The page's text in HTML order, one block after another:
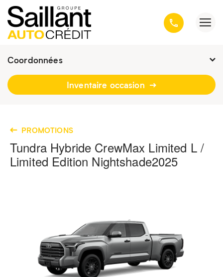
Coordonnées
Fermé : Ouverture-
Inventaire occasion
PROMOTIONS
Tundra Hybride CrewMax Limited L /
Limited Edition Nightshade2025